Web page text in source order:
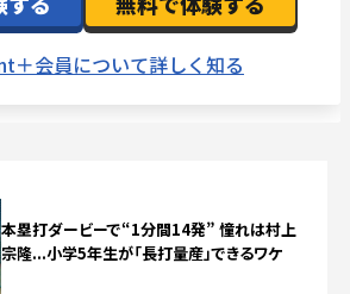
本塁打ダービーで“1分間14発” 憧れは村上
宗隆...小学5年生が「長打量産」できるワケ